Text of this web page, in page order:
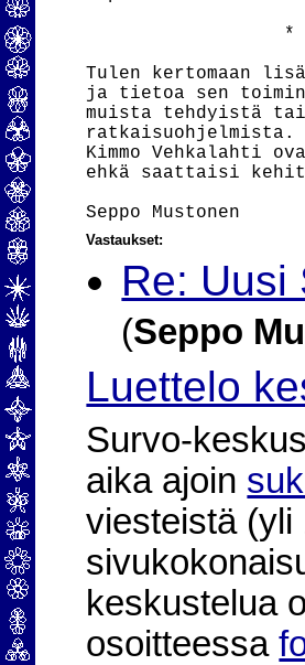
*
Tulen kertomaan
ja tietoa sen
muista tehdyistä
ratkaisuohjelmista.
Kimmo Vehkalahti
ehkä saattaisi
Vastaukset:
Re: Uusi
(Seppo
Luettelo
Survo-
aika ajoin
viesteistä (yli
keskustelua
osoitteessa